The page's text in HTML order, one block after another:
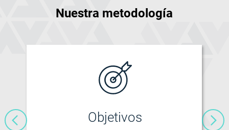
Nuestra metodología
Objetivos